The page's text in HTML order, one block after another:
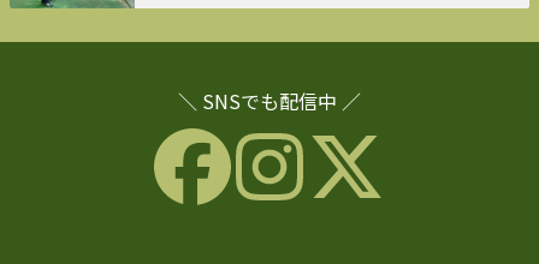
＼ SNSでも配信中 ／